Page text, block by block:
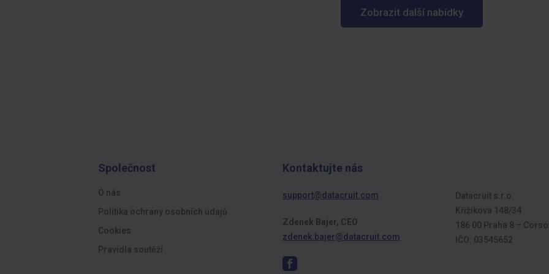
Zobrazit další nabídky
Společnost
O nás
Politika ochrany osobních údajů
Cookies
Pravidla soutěží
Kontaktujte nás
support@datacruit.com
Zdenek Bajer, CEO
zdenek.bajer@datacruit.com
Datacruit s.r.o.
Křižíkova 148/34
186 00 Praha 8 –
IČO: 03545652